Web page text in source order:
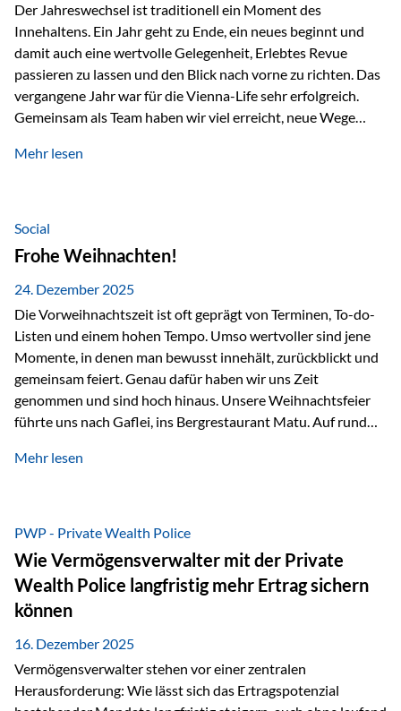
Der Jahreswechsel ist traditionell ein Moment des
Innehaltens. Ein Jahr geht zu Ende, ein neues beginnt und
damit auch eine wertvolle Gelegenheit, Erlebtes Revue
passieren zu lassen und den Blick nach vorne zu richten. Das
vergangene Jahr war für die Vienna-Life sehr erfolgreich.
Gemeinsam als Team haben wir viel erreicht, neue Wege
Veranstaltungen wie der Schnifisschnauf, aber auch unsere
starkes Miteinander ist. Neben diesen gemeinsamen
Erlebnissen konnten wir…
Mehr lesen
Social
Frohe Weihnachten!
24. Dezember 2025
Die Vorweihnachtszeit ist oft geprägt von Terminen, To-do-
Listen und einem hohen Tempo. Umso wertvoller sind jene
Momente, in denen man bewusst innehält, zurückblickt und
gemeinsam feiert. Genau dafür haben wir uns Zeit
genommen und sind hoch hinaus. Unsere Weihnachtsfeier
führte uns nach Gaflei, ins Bergrestaurant Matu. Auf rund
beeindruckendes Panorama, sondern auch etwas, das im
verschneiter Landschaft, bei feinem Essen, guter Musik und
einer entspannten…
Mehr lesen
PWP - Private Wealth Police
Wie Vermögensverwalter mit der Private
Wealth Police langfristig mehr Ertrag sichern
können
16. Dezember 2025
Vermögensverwalter stehen vor einer zentralen
Herausforderung: Wie lässt sich das Ertragspotenzial